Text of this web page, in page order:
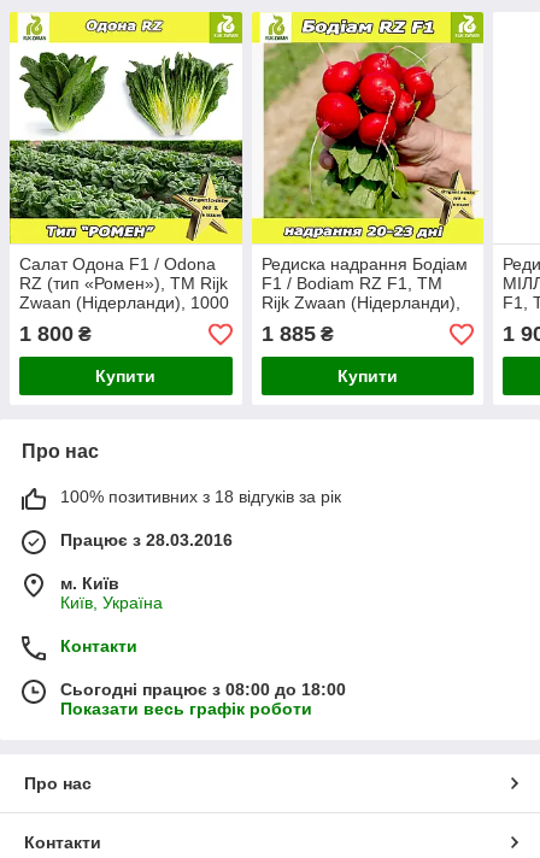
Салат Одона F1 / Odona
RZ (тип «Ромен»), ТМ Rijk
Zwaan (Нідерланди), 1000
насінин, (дражоване)
1 800 ₴
Купити
Редиска надрання Бодіам
F1 / Bodiam RZ F1, ТМ
Rijk Zwaan (Нідерланди),
25 000 насінин
1 885₴
Купити
F1,
1
Про нас
100% позитивних з 18 відгуків за рік
Працює з 28.03.2016
м. Київ
Київ, Україна
Контакти
Сьогодні працює з 08:00 до 18:00
Показати весь графік роботи
Про нас
Контакти